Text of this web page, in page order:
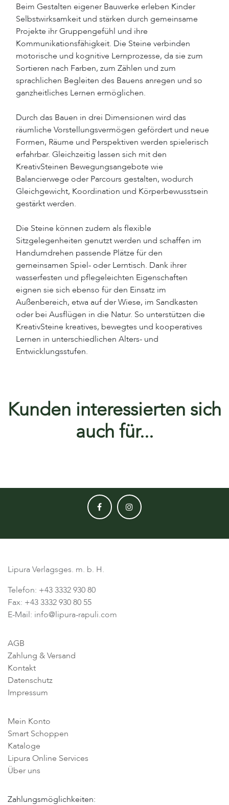
Beim Gestalten eigener Bauwerke erleben Kinder
Selbstwirksamkeit und stärken durch gemeinsame
Projekte ihr Gruppengefühl und ihre
Kommunikationsfähigkeit. Die Steine verbinden
motorische und kognitive Lernprozesse, da sie zum
Sortieren nach Farben, zum Zählen und zum
sprachlichen Begleiten des Bauens anregen und so
ganzheitliches Lernen ermöglichen.
Durch das Bauen in drei Dimensionen wird das
räumliche Vorstellungsvermögen gefördert und neue
Formen, Räume und Perspektiven werden spielerisch
erfahrbar. Gleichzeitig lassen sich mit den
KreativSteinen Bewegungsangebote wie
Balancierwege oder Parcours gestalten, wodurch
Gleichgewicht, Koordination und Körperbewusstsein
gestärkt werden.
Die Steine können zudem als flexible
Sitzgelegenheiten genutzt werden und schaffen im
Handumdrehen passende Plätze für den
gemeinsamen Spiel- oder Lerntisch. Dank ihrer
wasserfesten und pflegeleichten Eigenschaften
eignen sie sich ebenso für den Einsatz im
Außenbereich, etwa auf der Wiese, im Sandkasten
oder bei Ausflügen in die Natur. So unterstützen die
KreativSteine kreatives, bewegtes und kooperatives
Lernen in unterschiedlichen Alters- und
Entwicklungsstufen.
Kunden interessierten sich
auch für...
Lipura Verlagsges. m. b. H.
Telefon: +43 3332 930 80
Fax: +43 3332 930 80 55
E-Mail: info@lipura-rapuli.com
AGB
Zahlung & Versand
Kontakt
Datenschutz
Impressum
Mein Konto
Smart Schoppen
Kataloge
Lipura Online Services
Über uns
Zahlungsmöglichkeiten: